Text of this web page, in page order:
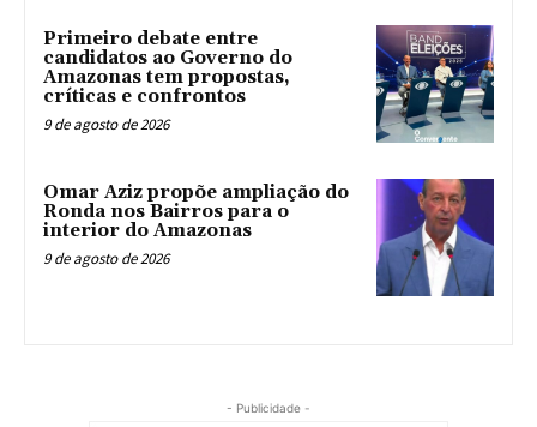
Primeiro debate entre
candidatos ao Governo do
Amazonas tem propostas,
críticas e confrontos
9 de agosto de 2026
Omar Aziz propõe ampliação do
Ronda nos Bairros para o
interior do Amazonas
9 de agosto de 2026
- Publicidade -